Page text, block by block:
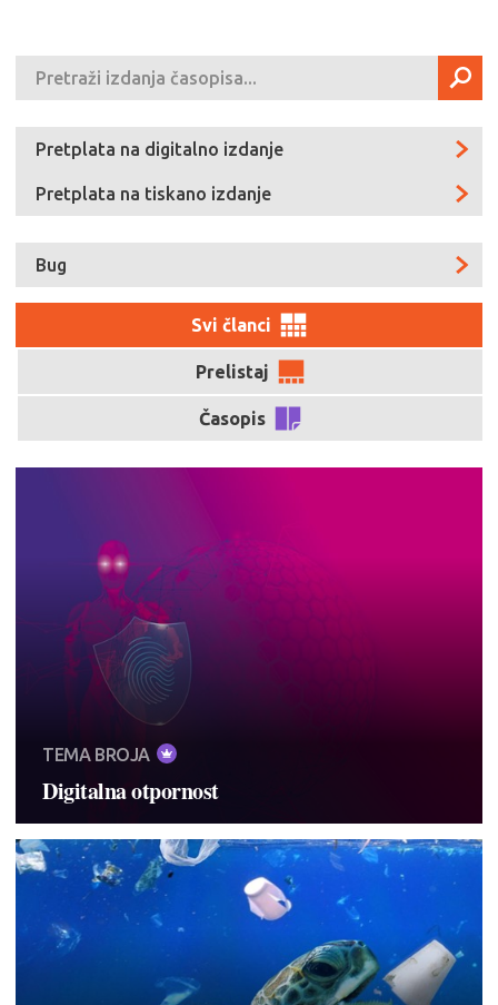
Pretplata na digitalno izdanje
Pretplata na tiskano izdanje
Bug
Svi članci
Prelistaj
Časopis
TEMA BROJA
Digitalna otpornost